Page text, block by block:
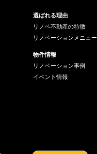
選ばれる理由
リノベ不動産の特徴
リノベーションメニュー
物件情報
リノベーション事例
イベント情報